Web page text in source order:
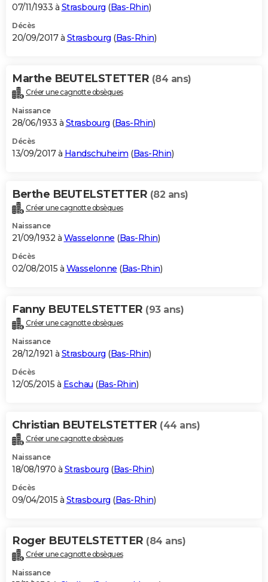
07/11/1933 à Strasbourg (Bas-Rhin)
Décès
20/09/2017 à Strasbourg (Bas-Rhin)
Marthe BEUTELSTETTER (84 ans)
Créer une cagnotte obsèques
Naissance
28/06/1933 à Strasbourg (Bas-Rhin)
Décès
13/09/2017 à Handschuheim (Bas-Rhin)
Berthe BEUTELSTETTER (82 ans)
Créer une cagnotte obsèques
Naissance
21/09/1932 à Wasselonne (Bas-Rhin)
Décès
02/08/2015 à Wasselonne (Bas-Rhin)
Fanny BEUTELSTETTER (93 ans)
Créer une cagnotte obsèques
Naissance
28/12/1921 à Strasbourg (Bas-Rhin)
Décès
12/05/2015 à Eschau (Bas-Rhin)
Christian BEUTELSTETTER (44 ans)
Créer une cagnotte obsèques
Naissance
18/08/1970 à Strasbourg (Bas-Rhin)
Décès
09/04/2015 à Strasbourg (Bas-Rhin)
Roger BEUTELSTETTER (84 ans)
Créer une cagnotte obsèques
Naissance